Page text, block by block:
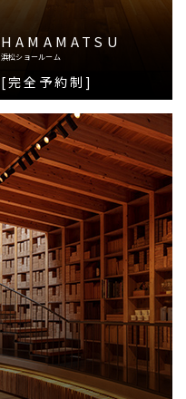
HAMAMATSU
浜松ショールーム
[完全予約制]